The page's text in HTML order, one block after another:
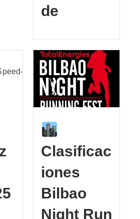
de
Clasificac
iones
Bilbao
Night Run